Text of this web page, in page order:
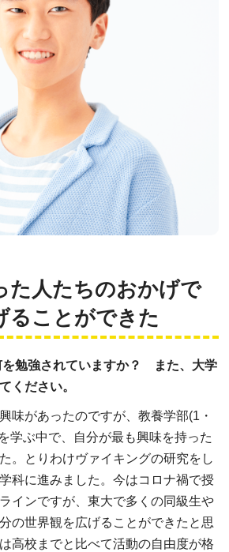
た人たちのおかげで
ることができた
勉強されていますか？ また、大学
ください。
味があったのですが、教養学部(1・
学ぶ中で、自分が最も興味を持った
。とりわけヴァイキングの研究をし
科に進みました。今はコロナ禍で授
インですが、東大で多くの同級生や
の世界観を広げることができたと思
高校までと比べて活動の自由度が格